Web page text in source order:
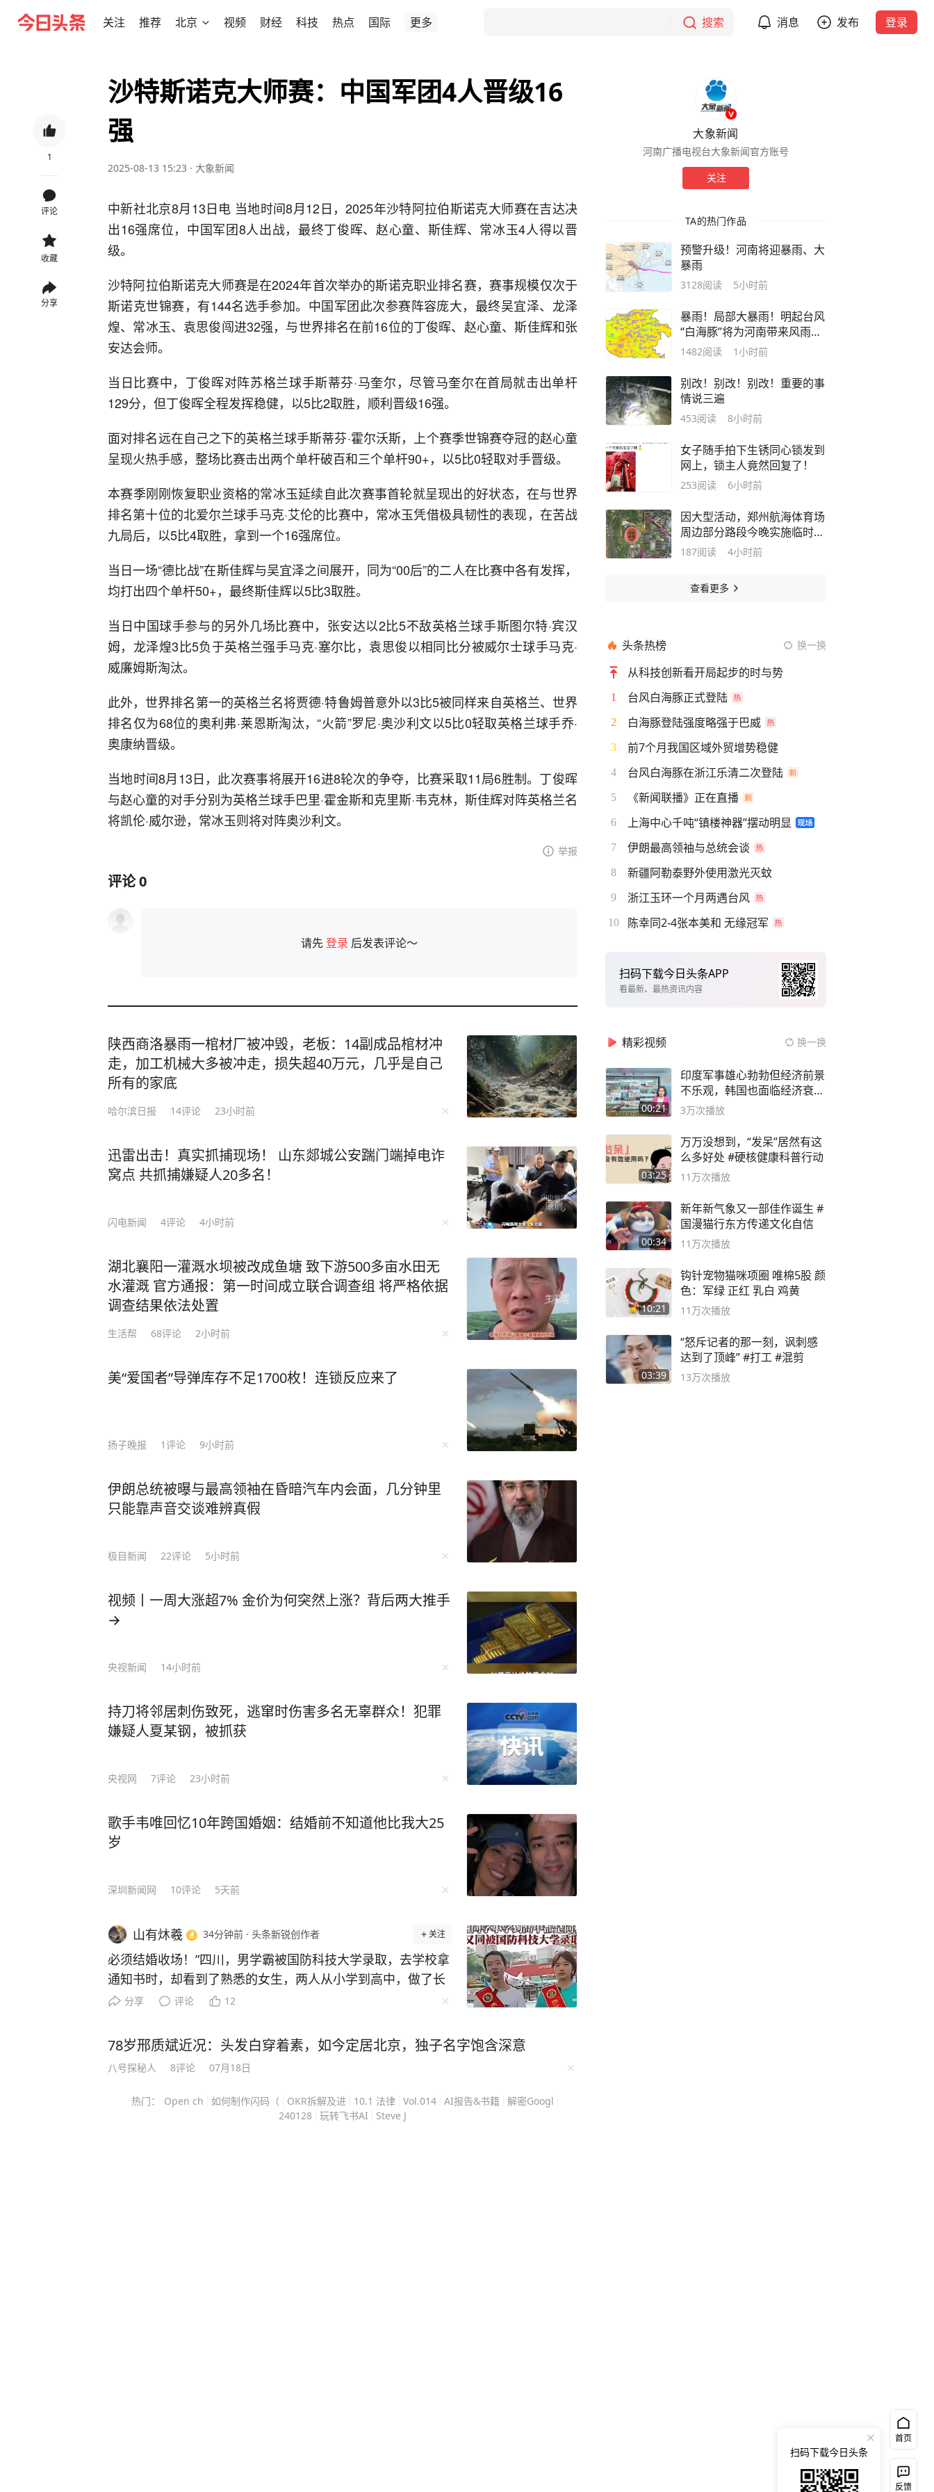
关注 推荐 北京 视频 财经 科技 热点 国际 更多 搜索 消息 发布 登录
1
评论
收藏
分享
沙特斯诺克大师赛：中国军团4人晋级16
强
2025-08-13 15:23 · 大象新闻
中新社北京8月13日电 当地时间8月12日，2025年沙特阿拉伯斯诺克大师赛在吉达决
出16强席位，中国军团8人出战，最终丁俊晖、赵心童、斯佳辉、常冰玉4人得以晋
级。
沙特阿拉伯斯诺克大师赛是在2024年首次举办的斯诺克职业排名赛，赛事规模仅次于
斯诺克世锦赛，有144名选手参加。中国军团此次参赛阵容庞大，最终吴宜泽、龙泽
煌、常冰玉、袁思俊闯进32强，与世界排名在前16位的丁俊晖、赵心童、斯佳辉和张
安达会师。
当日比赛中，丁俊晖对阵苏格兰球手斯蒂芬·马奎尔，尽管马奎尔在首局就击出单杆
129分，但丁俊晖全程发挥稳健，以5比2取胜，顺利晋级16强。
面对排名远在自己之下的英格兰球手斯蒂芬·霍尔沃斯，上个赛季世锦赛夺冠的赵心童
呈现火热手感，整场比赛击出两个单杆破百和三个单杆90+，以5比0轻取对手晋级。
本赛季刚刚恢复职业资格的常冰玉延续自此次赛事首轮就呈现出的好状态，在与世界
排名第十位的北爱尔兰球手马克·艾伦的比赛中，常冰玉凭借极具韧性的表现，在苦战
九局后，以5比4取胜，拿到一个16强席位。
当日一场“德比战”在斯佳辉与吴宜泽之间展开，同为“00后”的二人在比赛中各有发挥，
均打出四个单杆50+，最终斯佳辉以5比3取胜。
当日中国球手参与的另外几场比赛中，张安达以2比5不敌英格兰球手斯图尔特·宾汉
姆，龙泽煌3比5负于英格兰强手马克·塞尔比，袁思俊以相同比分被威尔士球手马克·
威廉姆斯淘汰。
此外，世界排名第一的英格兰名将贾德·特鲁姆普意外以3比5被同样来自英格兰、世界
排名仅为68位的奥利弗·莱恩斯淘汰，“火箭”罗尼·奥沙利文以5比0轻取英格兰球手乔·
奥康纳晋级。
当地时间8月13日，此次赛事将展开16进8轮次的争夺，比赛采取11局6胜制。丁俊晖
与赵心童的对手分别为英格兰球手巴里·霍金斯和克里斯·韦克林，斯佳辉对阵英格兰名
将凯伦·威尔逊，常冰玉则将对阵奥沙利文。
举报
评论0
请先登录 后发表评论～
陕西商洛暴雨一棺材厂被冲毁，老板：14副成品棺材冲
走，加工机械大多被冲走，损失超40万元，几乎是自己
所有的家底
哈尔滨日报 14评论 23小时前
迅雷出击！真实抓捕现场！ 山东郯城公安踹门端掉电诈
窝点 共抓捕嫌疑人20多名！
闪电新闻 4评论 4小时前
湖北襄阳一灌溉水坝被改成鱼塘 致下游500多亩水田无
水灌溉 官方通报：第一时间成立联合调查组 将严格依据
调查结果依法处置
生活帮 68评论 2小时前
美“爱国者”导弹库存不足1700枚！连锁反应来了
扬子晚报 1评论 9小时前
伊朗总统被曝与最高领袖在昏暗汽车内会面，几分钟里
只能靠声音交谈难辨真假
极目新闻 22评论 5小时前
视频丨一周大涨超7% 金价为何突然上涨？背后两大推手
→
央视新闻 14小时前
持刀将邻居刺伤致死，逃窜时伤害多名无辜群众！犯罪
嫌疑人夏某钢，被抓获
央视网 7评论 23小时前
歌手韦唯回忆10年跨国婚姻：结婚前不知道他比我大25
岁
深圳新闻网 10评论 5天前
山有炑羲 34分钟前 · 头条新锐创作者 关注
必须结婚收场！”四川，男学霸被国防科技大学录取，去学校拿
通知书时，却看到了熟悉的女生，两人从小学到高中，做了长
达12年的同窗校友，如今又考到了同一所大学，一起同过窗，
子！ 2025年7月15日，四川绵阳中学，两名毕业生来学校领取
国防科技大学录取通知书。 男生石锟垚653分，被物理学类专
业录取；女生邓惜文673分，被光电信息科学与工程专业录
取，真正让大家觉得巧的还不是成绩，而是两个人一算，竟然
分享 评论 12
78岁邢质斌近况：头发白穿着素，如今定居北京，独子名字饱含深意
八号探秘人 8评论 07月18日
热门： Open ch 如何制作闪码（ OKR拆解及进 10.1 法律 Vol.014 AI报告&书籍
解密Googl
240128 玩转飞书AI Steve J
大象新闻
河南广播电视台大象新闻官方账号
关注
TA的热门作品
预警升级！河南将迎暴雨、大
暴雨
3128阅读 5小时前
暴雨！局部大暴雨！明起台风
“白海豚”将为河南带来风雨影
响
1482阅读 1小时前
别改！别改！别改！重要的事
情说三遍
453阅读 8小时前
女子随手拍下生锈同心锁发到
网上，锁主人竟然回复了！
253阅读 6小时前
因大型活动，郑州航海体育场
周边部分路段今晚实施临时交
通管制
187阅读 4小时前
查看更多
头条热榜 换一换
从科技创新看开局起步的时与势
1 台风白海豚正式登陆
2 白海豚登陆强度略强于巴威
3 前7个月我国区域外贸增势稳健
4 台风白海豚在浙江乐清二次登陆
5 《新闻联播》正在直播
6 上海中心千吨“镇楼神器”摆动明显
7 伊朗最高领袖与总统会谈
8 新疆阿勒泰野外使用激光灭蚊
9 浙江玉环一个月两遇台风
10 陈幸同2-4张本美和 无缘冠军
扫码下载今日头条APP
看最新、最热资讯内容
精彩视频 换一换
00:21
印度军事雄心勃勃但经济前景
不乐观，韩国也面临经济衰退
风险
3万次播放
03:25
万万没想到，“发呆”居然有这
么多好处 #硬核健康科普行动
11万次播放
00:34
新年新气象又一部佳作诞生 #
国漫猫行东方传递文化自信
11万次播放
10:21
钩针宠物猫咪项圈 唯棉5股 颜
色：军绿 正红 乳白 鸡黄
11万次播放
03:39
“怒斥记者的那一刻，讽刺感
达到了顶峰” #打工 #混剪
13万次播放
首页
反馈
扫码下载今日头条